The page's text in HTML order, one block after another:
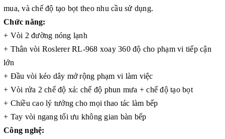
mua, và chế độ tạo bọt theo nhu cầu sử dụng.
Chức năng:
+ Vòi 2 đường nóng lạnh
+ Thân vòi Roslerer RL-968 xoay 360 độ cho phạm vi tiếp cận
lớn
+ Đầu vòi kéo dây mở rộng phạm vi làm việc
+ Vòi rửa 2 chế độ xả: chế độ phun mưa + chế độ tạo bọt
+ Chiều cao lý tưởng cho mọi thao tác làm bếp
+ Tay vòi ngang tối ưu không gian bàn bếp
Công nghệ: